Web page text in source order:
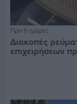
Πριν 6 ημέρες
Διακοπές
επιχειρήσεων